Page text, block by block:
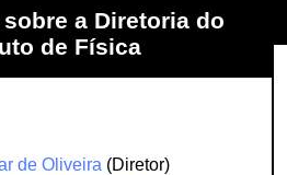
a Diretoria do
de Física
de Oliveira (Diretor)